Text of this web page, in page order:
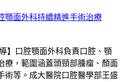
顎面外科持續精進手術治療
】口腔顎面外科負責口腔、顎
療，範圍涵蓋頭頸部腫瘤、顏面
術等。成大醫院口腔醫學部王盛